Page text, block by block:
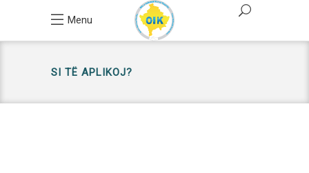
Menu
SI TË APLIKOJ?